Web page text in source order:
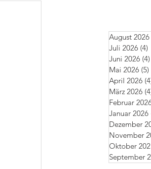
August 2026
Juli 2026 (4)
Juni 2026 (4)
Mai 2026 (5)
April 2026
März 2026
Februar
Januar 2026
Dezember
November
Oktober
September